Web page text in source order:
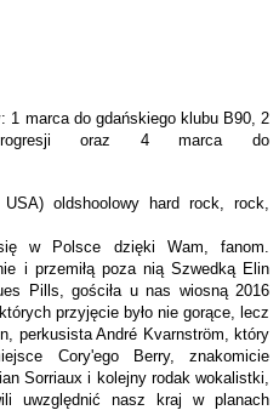
1 marca do gdańskiego klubu B90, 2
oraz 4 marca do
oldshoolowy hard rock, rock,
w Polsce dzięki Wam, fanom.
i przemiłą poza nią Szwedką Elin
Pills, gościła u nas wiosną 2016
przyjęcie było nie gorące, lecz
perkusista André Kvarnström, który
Cory'ego Berry, znakomicie
Sorriaux i kolejny rodak wokalistki,
uwzględnić nasz kraj w planach